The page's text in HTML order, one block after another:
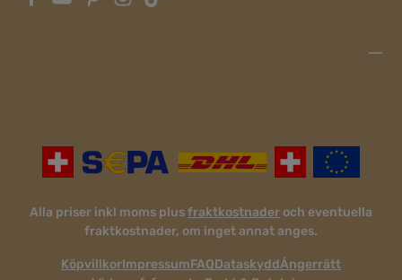
Alla priser inkl moms plusfraktkostnaderoch eventuella
fraktkostnader, om inget annat anges.
KöpvillkorImpressumFAQDataskyddÅngerrätt